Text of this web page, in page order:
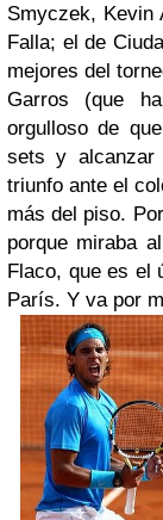
Smyczek, Kevin
Falla; el de
mejores del
Garros (que
orgulloso de
sets y
triunfo ante el
más del piso.
porque miraba
Flaco, que es el
París. Y va por